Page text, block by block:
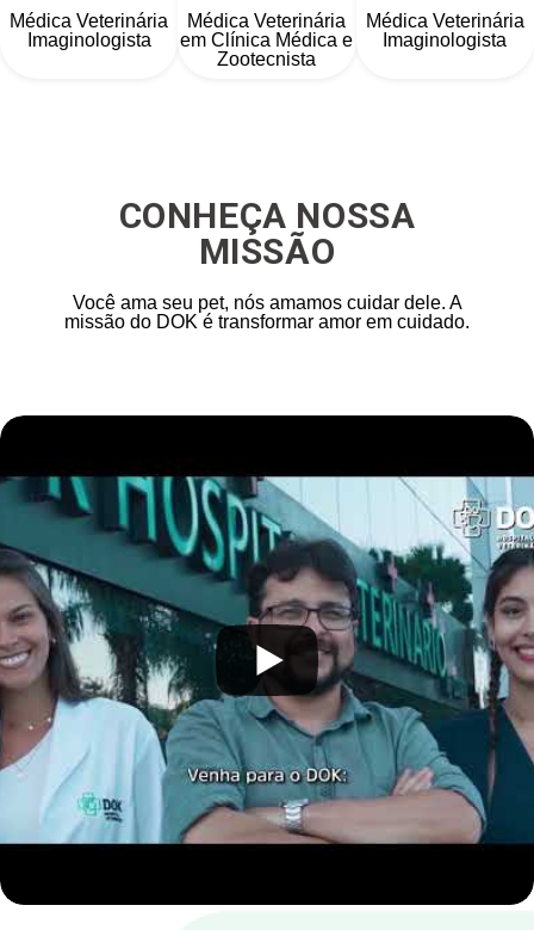
Médica Veterinária
Imaginologista
Médica Veterinária
em Clínica Médica e
Zootecnista
Médica Veterinária
Imaginologista
CONHEÇA NOSSA
MISSÃO
Você ama seu pet, nós amamos cuidar dele. A
missão do DOK é transformar amor em cuidado.